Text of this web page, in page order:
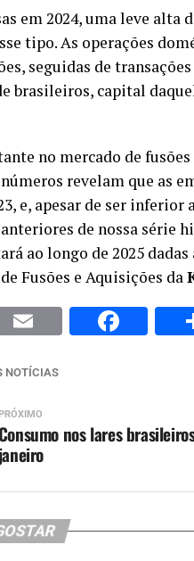
em 2024, uma leve alta
tipo. As operações
seguidas de transações
capital
no mercado de fusões
revelam que as
e, apesar de ser inferior
de nossa série
ao longo de 2025 dadas
Fusões e Aquisições da
X Email
NOTÍCIAS
PRÓXIMO
Consumo nos lares
janeiro